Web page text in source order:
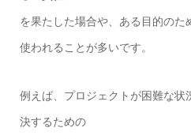
を果たした場合や、ある目的のた
使われることが多いです。
例えば、プロジェクトが困難な状
決するための